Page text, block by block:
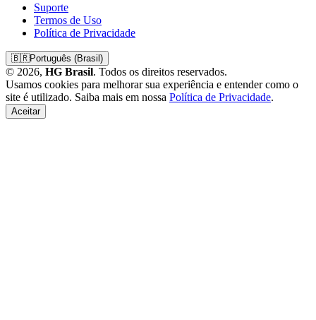
Suporte
Termos de Uso
Política de Privacidade
🇧🇷Português (Brasil)
© 2026, HG Brasil. Todos os direitos reservados.
Usamos cookies para melhorar sua experiência e entender como o
site é utilizado. Saiba mais em nossa Política de Privacidade.
Aceitar